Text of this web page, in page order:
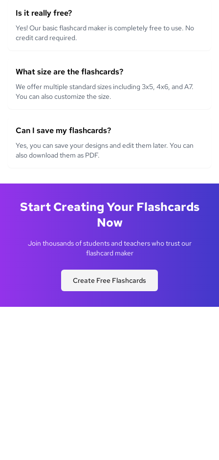
Is it really free?
Yes! Our basic flashcard maker is completely free to use. No
credit card required.
What size are the flashcards?
We offer multiple standard sizes including 3x5, 4x6, and A7.
You can also customize the size.
Can I save my flashcards?
Yes, you can save your designs and edit them later. You can
also download them as PDF.
Start Creating Your Flashcards
Now
Join thousands of students and teachers who trust our
flashcard maker
Create Free Flashcards